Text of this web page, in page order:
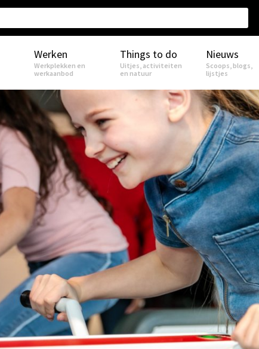
Werken
Werkplekken en
werkaanbod
Things to do
Uitjes, activiteiten
en natuur
Nieuws
Scoops, blogs,
lijstjes